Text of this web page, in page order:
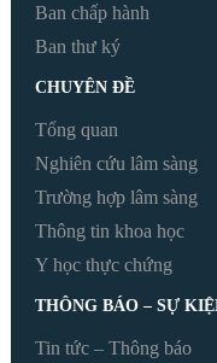
Ban chấp hành
Ban thư ký
CHUYÊN ĐỀ
Tổng quan
Nghiên cứu lâm sàng
Trường hợp lâm sàng
Thông tin khoa học
Y học thực chứng
THÔNG BÁO – SỰ
Tin tức – Thông báo